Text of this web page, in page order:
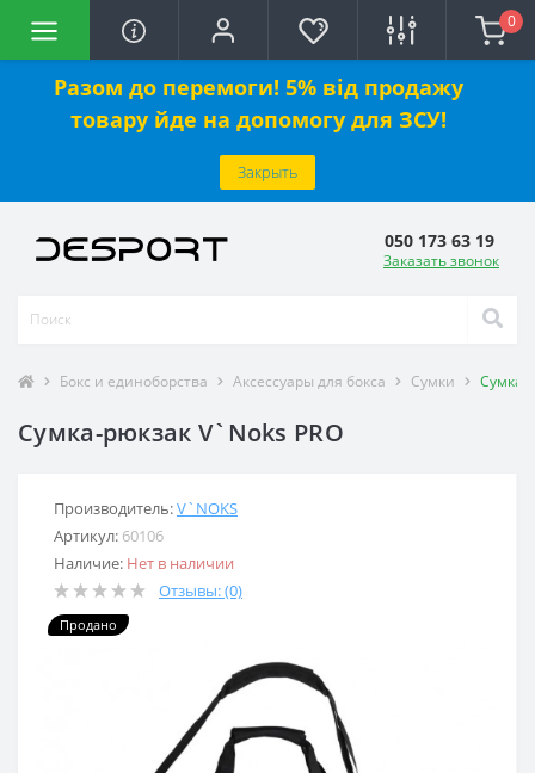
Разом до перемоги! 5% від продажу
товару йде на допомогу для ЗСУ!
Закрыть
0
050 173 63 19
Заказать звонок
Бокс и единоборства Аксессуары для бокса Сумки Сумка-
Сумка-рюкзак V`Noks PRO
Производитель:V`NOKS
Артикул: 60106
Наличие: Нет в наличии
Отзывы: (0)
Продано